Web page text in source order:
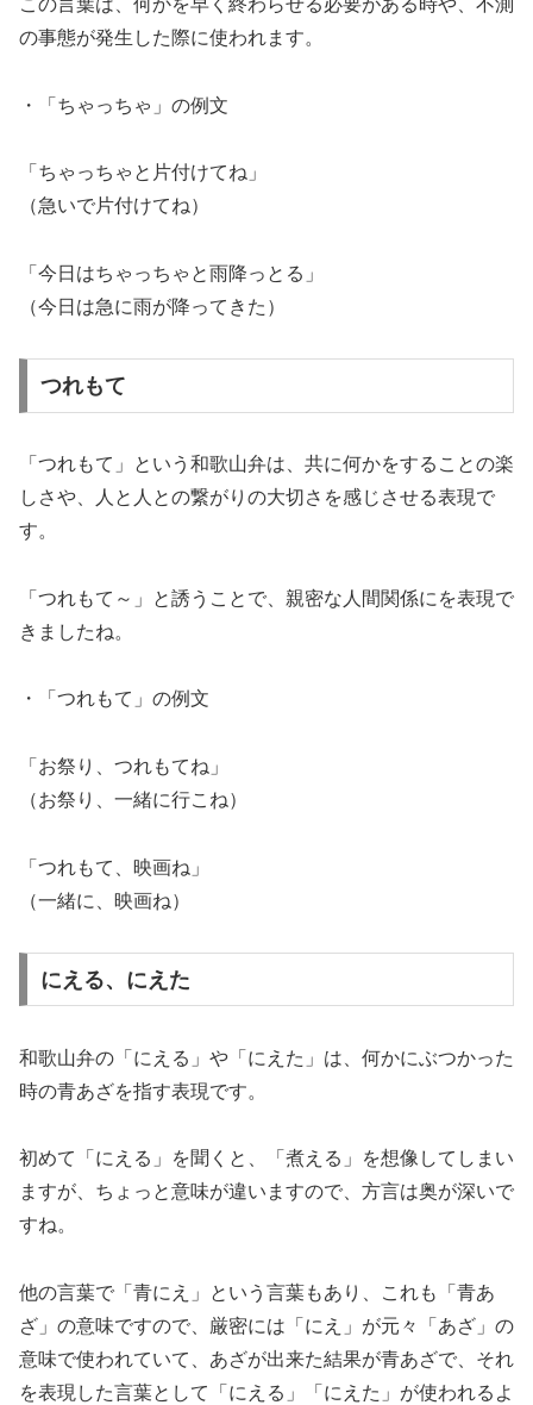
の事態が発生した際に使われます。
・「ちゃっちゃ」の例文
「ちゃっちゃと片付けてね」
（急いで片付けてね）
「今日はちゃっちゃと雨降っとる」
（今日は急に雨が降ってきた）
つれもて
「つれもて」という和歌山弁は、共に何かをすることの楽
しさや、人と人との繋がりの大切さを感じさせる表現で
す。
「つれもて～」と誘うことで、親密な人間関係にを表現で
きましたね。
・「つれもて」の例文
「お祭り、つれもてね」
（お祭り、一緒に行こね）
「つれもて、映画ね」
（一緒に、映画ね）
にえる、にえた
和歌山弁の「にえる」や「にえた」は、何かにぶつかった
時の青あざを指す表現です。
初めて「にえる」を聞くと、「煮える」を想像してしまい
ますが、ちょっと意味が違いますので、方言は奥が深いで
すね。
他の言葉で「青にえ」という言葉もあり、これも「青あ
ざ」の意味ですので、厳密には「にえ」が元々「あざ」の
意味で使われていて、あざが出来た結果が青あざで、それ
を表現した言葉として「にえる」「にえた」が使われるよ